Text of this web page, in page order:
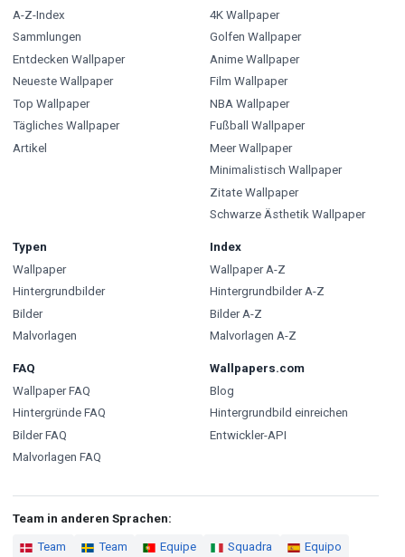
A-Z-Index
Sammlungen
Entdecken Wallpaper
Neueste Wallpaper
Top Wallpaper
Tägliches Wallpaper
Artikel
4K Wallpaper
Golfen Wallpaper
Anime Wallpaper
Film Wallpaper
NBA Wallpaper
Fußball Wallpaper
Meer Wallpaper
Minimalistisch Wallpaper
Zitate Wallpaper
Schwarze Ästhetik Wallpaper
Typen
Wallpaper
Hintergrundbilder
Bilder
Malvorlagen
Index
Wallpaper A-Z
Hintergrundbilder A-Z
Bilder A-Z
Malvorlagen A-Z
FAQ
Wallpaper FAQ
Hintergründe FAQ
Bilder FAQ
Malvorlagen FAQ
Wallpapers.com
Blog
Hintergrundbild einreichen
Entwickler-API
Team in anderen Sprachen:
Team Team Equipe Squadra Equipo